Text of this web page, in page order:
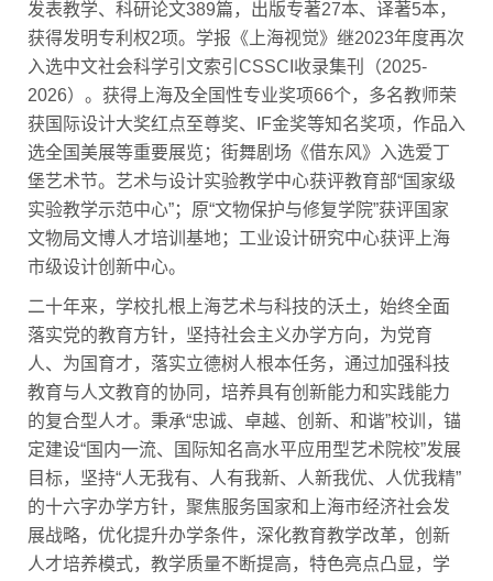
发表教学、科研论文389篇，出版专著27本、译著5本，
获得发明专利权2项。学报《上海视觉》继2023年度再次
入选中文社会科学引文索引CSSCI收录集刊（2025-
2026）。获得上海及全国性专业奖项66个，多名教师荣
获国际设计大奖红点至尊奖、IF金奖等知名奖项，作品入
选全国美展等重要展览；街舞剧场《借东风》入选爱丁
堡艺术节。艺术与设计实验教学中心获评教育部“国家级
实验教学示范中心”；原“文物保护与修复学院”获评国家
文物局文博人才培训基地；工业设计研究中心获评上海
市级设计创新中心。
二十年来，学校扎根上海艺术与科技的沃土，始终全面
落实党的教育方针，坚持社会主义办学方向，为党育
人、为国育才，落实立德树人根本任务，通过加强科技
教育与人文教育的协同，培养具有创新能力和实践能力
的复合型人才。秉承“忠诚、卓越、创新、和谐”校训，锚
定建设“国内一流、国际知名高水平应用型艺术院校”发展
目标，坚持“人无我有、人有我新、人新我优、人优我精”
的十六字办学方针，聚焦服务国家和上海市经济社会发
展战略，优化提升办学条件，深化教育教学改革，创新
人才培养模式，教学质量不断提高，特色亮点凸显，学